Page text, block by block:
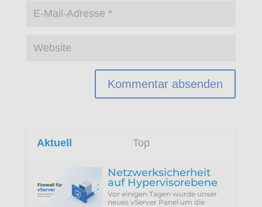
Aktuell Top
Netzwerksicherheit
auf Hypervisorebene
Vor einigen Tagen wurde unser
neues vServer Panel um die